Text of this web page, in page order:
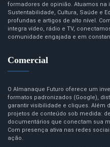
formadores de opinião. Atuamos na
Sustentabilidade, Cultura, Saúde e
profundas e artigos de alto nível.
integra vídeo, rádio e TV,
comunidade engajada e em
Comercial
O Almanaque Futuro oferece um
formatos padronizados (Google),
garantir visibilidade e cliques. Além
projetos de conteúdo sob medida:
documentários que conectam sua
Com presença ativa nas redes
ação.